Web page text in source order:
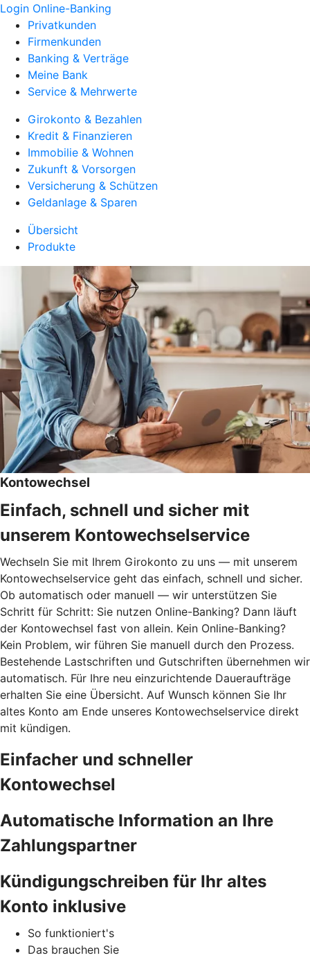
Login Online-Banking
Privatkunden
Firmenkunden
Banking & Verträge
Meine Bank
Service & Mehrwerte
Girokonto & Bezahlen
Kredit & Finanzieren
Immobilie & Wohnen
Zukunft & Vorsorgen
Versicherung & Schützen
Geldanlage & Sparen
Übersicht
Produkte
Kontowechsel
Einfach, schnell und sicher mit
unserem Kontowechselservice
Wechseln Sie mit Ihrem Girokonto zu uns — mit unserem
Kontowechselservice geht das einfach, schnell und sicher.
Ob automatisch oder manuell — wir unterstützen Sie
Schritt für Schritt: Sie nutzen Online-Banking? Dann läuft
der Kontowechsel fast von allein. Kein Online-Banking?
Kein Problem, wir führen Sie manuell durch den Prozess.
Bestehende Lastschriften und Gutschriften übernehmen wir
automatisch. Für Ihre neu einzurichtende Daueraufträge
erhalten Sie eine Übersicht. Auf Wunsch können Sie Ihr
altes Konto am Ende unseres Kontowechselservice direkt
mit kündigen.
Einfacher und schneller
Kontowechsel
Automatische Information an Ihre
Zahlungspartner
Kündigungschreiben für Ihr altes
Konto inklusive
So funktioniert's
Das brauchen Sie